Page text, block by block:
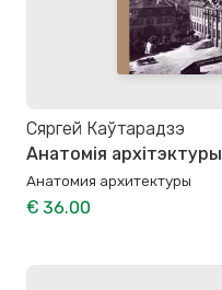
Сяргей Каўтарадзэ
Анатомія архітэктуры
Анатомия архитектуры
€ 36.00